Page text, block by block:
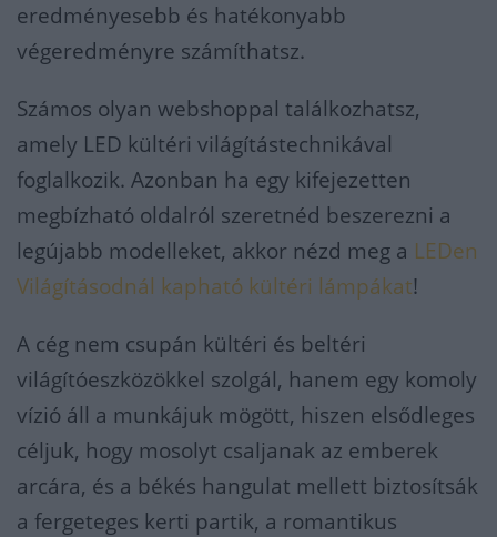
eredményesebb és hatékonyabb
végeredményre számíthatsz.
Számos olyan webshoppal találkozhatsz,
amely LED kültéri világítástechnikával
foglalkozik. Azonban ha egy kifejezetten
megbízható oldalról szeretnéd beszerezni a
legújabb modelleket, akkor nézd meg a LEDen
Világításodnál kapható kültéri lámpákat!
A cég nem csupán kültéri és beltéri
világítóeszközökkel szolgál, hanem egy komoly
vízió áll a munkájuk mögött, hiszen elsődleges
céljuk, hogy mosolyt csaljanak az emberek
arcára, és a békés hangulat mellett biztosítsák
a fergeteges kerti partik, a romantikus